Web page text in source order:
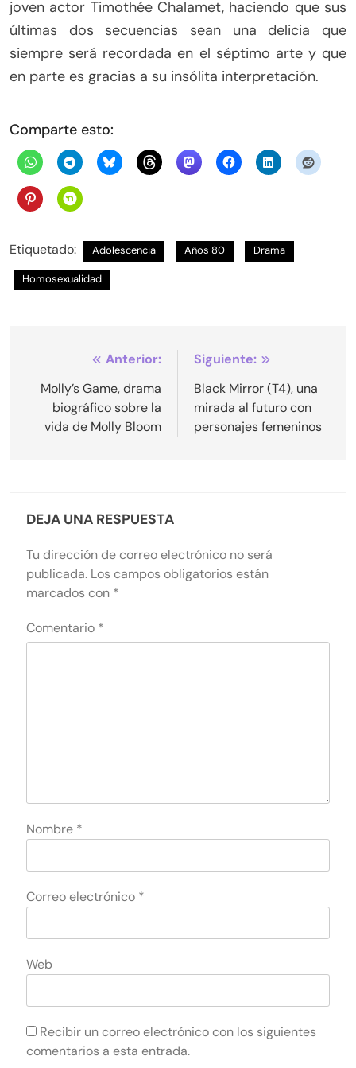
joven actor Timothée Chalamet, haciendo que sus
últimas dos secuencias sean una delicia que
siempre será recordada en el séptimo arte y que
en parte es gracias a su insólita interpretación.
Comparte esto:
Etiquetado: Adolescencia Años 80 Drama
Homosexualidad
Navegación
de
entradas
Anterior:
Molly’s Game, drama
biográfico sobre la
vida de Molly Bloom
Siguiente:
Black Mirror (T4), una
mirada al futuro con
personajes femeninos
DEJA UNA RESPUESTA
Tu dirección de correo electrónico no será
publicada. Los campos obligatorios están
marcados con *
Comentario *
Nombre *
Correo electrónico *
Web
Recibir un correo electrónico con los siguientes
comentarios a esta entrada.